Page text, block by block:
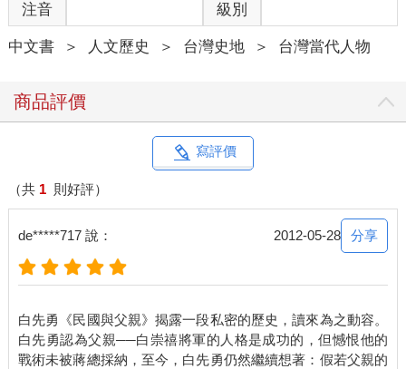
注音 級別
中文書 ＞ 人文歷史 ＞ 台灣史地 ＞ 台灣當代人物
商品評價
寫評價
（共 1 則好評）
de*****717 說： 2012-05-28 分享
白先勇《民國與父親》揭露一段私密的歷史，讀來為之動容。
白先勇認為父親──白崇禧將軍的人格是成功的，但憾恨他的
戰術未被蔣總採納，至今，白先勇仍然繼續想著：假若父親的